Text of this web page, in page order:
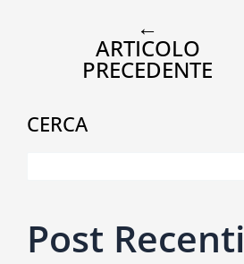
←
ARTICOLO
PRECEDENTE
CERCA
Post Recenti